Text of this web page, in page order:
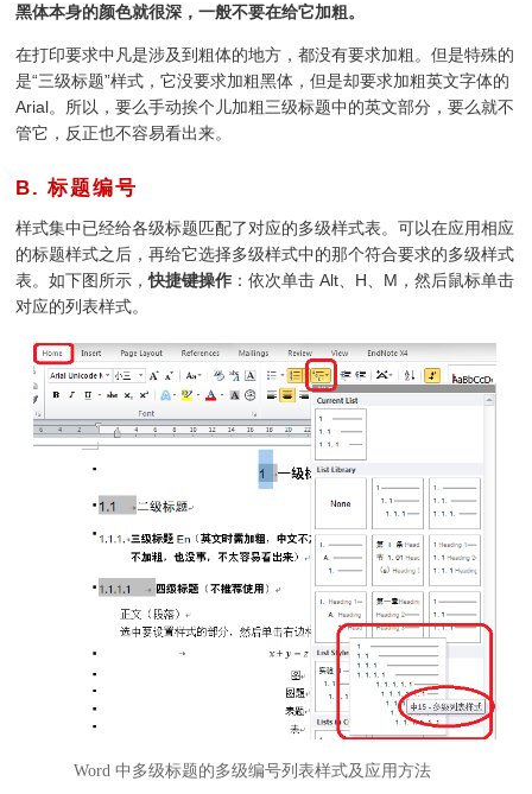
黑体本身的颜色就很深，一般不要在给它加粗。
在打印要求中凡是涉及到粗体的地方，都没有要求加粗。但是特殊的
是“三级标题”样式，它没要求加粗黑体，但是却要求加粗英文字体的
Arial。所以，要么手动挨个儿加粗三级标题中的英文部分，要么就不
管它，反正也不容易看出来。
B. 标题编号
样式集中已经给各级标题匹配了对应的多级样式表。可以在应用相应
的标题样式之后，再给它选择多级样式中的那个符合要求的多级样式
表。如下图所示，快捷键操作 ：依次单击 Alt、H、M，然后鼠标单击
对应的列表样式。
Word 中多级标题的多级编号列表样式及应用方法